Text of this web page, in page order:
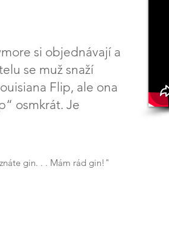
si objednávají a
se muž snaží
Flip, ale ona
osmkrát. Je
gin. . . Mám rád gin!"